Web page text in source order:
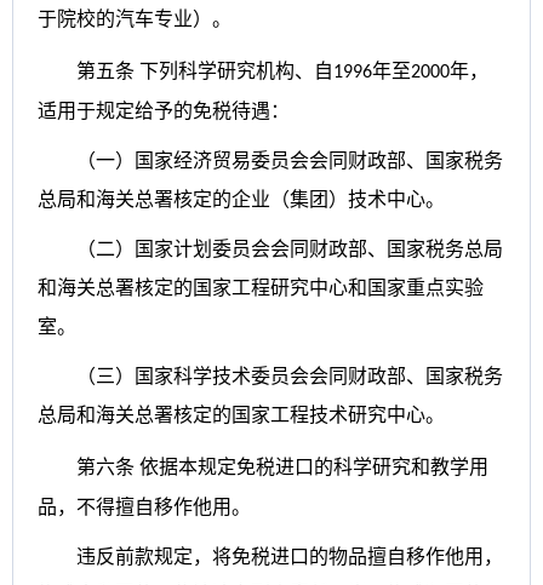
于院校的汽车专业）。
第五条 下列科学研究机构、自1996年至2000年，
适用于规定给予的免税待遇：
（一）国家经济贸易委员会会同财政部、国家税务
总局和海关总署核定的企业（集团）技术中心。
（二）国家计划委员会会同财政部、国家税务总局
和海关总署核定的国家工程研究中心和国家重点实验
室。
（三）国家科学技术委员会会同财政部、国家税务
总局和海关总署核定的国家工程技术研究中心。
第六条 依据本规定免税进口的科学研究和教学用
品，不得擅自移作他用。
违反前款规定，将免税进口的物品擅自移作他用，